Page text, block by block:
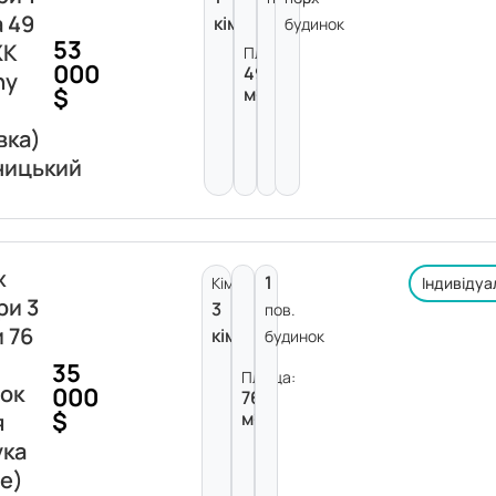
49
53
000
$
кімната
Площа:
49
м²
будинок
3
76
35
000
$
Кімнат:
3
кімнати
Площа:
76
м²
1
пов.
будинок